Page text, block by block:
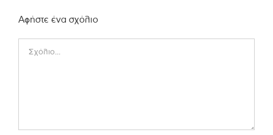
Αφήστε ένα σχόλιο